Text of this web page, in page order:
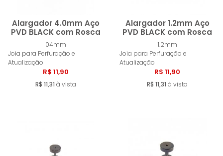
Alargador 4.0mm Aço
PVD BLACK com Rosca
04mm
Joia para Perfuração e
Atualização
R$ 11,90
R$ 11,31 à vista
Comprar
Alargador 1.2mm Aço
PVD BLACK com Rosca
1.2mm
Joia para Perfuração e
Atualização
R$ 11,90
R$ 11,31 à vista